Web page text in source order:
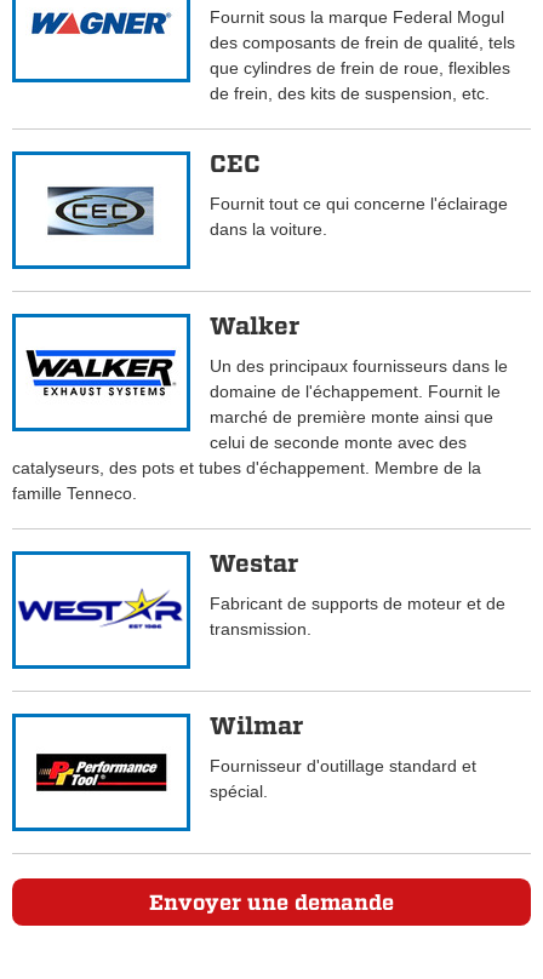
Fournit sous la marque Federal Mogul
des composants de frein de qualité, tels
que cylindres de frein de roue, flexibles
de frein, des kits de suspension, etc.
CEC
Fournit tout ce qui concerne l'éclairage
dans la voiture.
Walker
Un des principaux fournisseurs dans le
domaine de l'échappement. Fournit le
marché de première monte ainsi que
celui de seconde monte avec des
catalyseurs, des pots et tubes d'échappement. Membre de la
famille Tenneco.
Westar
Fabricant de supports de moteur et de
transmission.
Wilmar
Fournisseur d'outillage standard et
spécial.
Envoyer une demande